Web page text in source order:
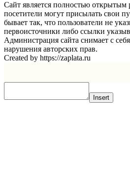
Сайт является полностью открытым
посетители могут присылать свои
бывает так, что пользователи не
первоисточники либо ссылки
Администрация сайта снимает с
нарушения авторских прав.
Created by https://zaplata.ru
Insert